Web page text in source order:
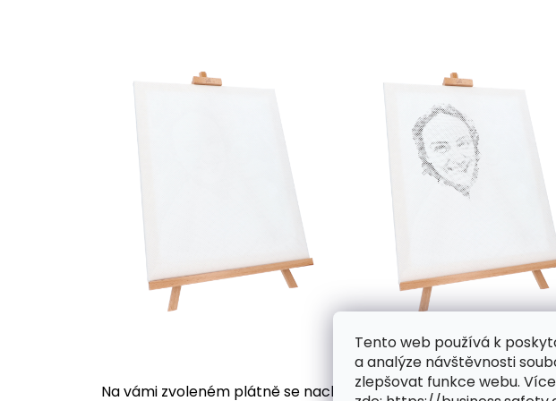
Tento web používá k
a analýze návštěvnosti
zlepšovat funkce webu.
Na vámi zvoleném plátně se nachází desítky až stovky různě